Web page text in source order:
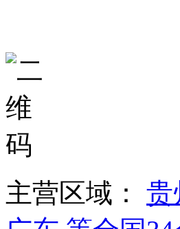
主营区域： 贵